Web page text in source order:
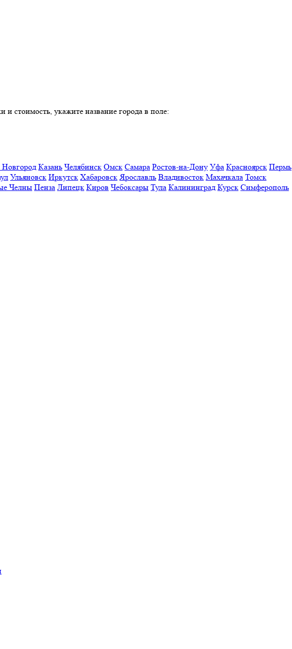
стоимость, укажите название города в поле:
Казань Челябинск Омск Самара Ростов-на-Дону Уфа Красноярск Пермь
Ульяновск Иркутск Хабаровск Ярославль Владивосток Махачкала Томск
Челны Пенза Липецк Киров Чебоксары Тула Калининград Курск Симферополь